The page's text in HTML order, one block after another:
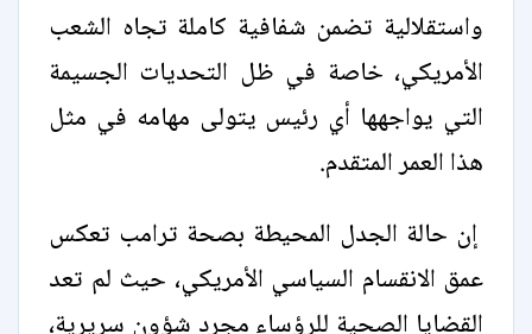
واستقلالية تضمن شفافية كاملة تجاه الشعب
الأمريكي، خاصة في ظل التحديات الجسيمة
التي يواجهها أي رئيس يتولى مهامه في مثل
هذا العمر المتقدم.
إن حالة الجدل المحيطة بصحة ترامب تعكس
عمق الانقسام السياسي الأمريكي، حيث لم تعد